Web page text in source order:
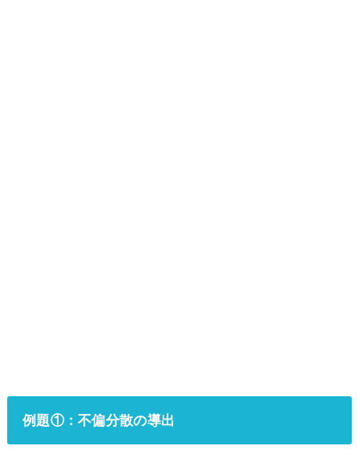
例題①：不偏分散の導出